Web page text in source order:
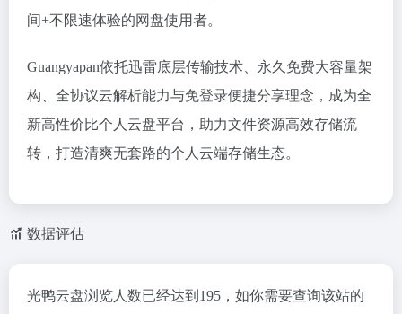
间+不限速体验的网盘使用者。
Guangyapan依托迅雷底层传输技术、永久免费大容量架
构、全协议云解析能力与免登录便捷分享理念，成为全
新高性价比个人云盘平台，助力文件资源高效存储流
转，打造清爽无套路的个人云端存储生态。
数据评估
光鸭云盘浏览人数已经达到195，如你需要查询该站的